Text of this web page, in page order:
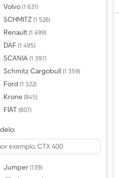
Volvo(1 631)
SCHMITZ(1 526)
Renault(1 499)
DAF (1 495)
SCANIA(1 397)
Schmitz Cargobull (1 359)
Ford (1 322)
Krone(845)
FIAT(807)
Jumper(139)